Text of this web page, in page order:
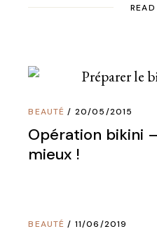
BEAUTÉ 20/05/2015
Opération bikini
mieux !
BEAUTÉ 11/06/2019